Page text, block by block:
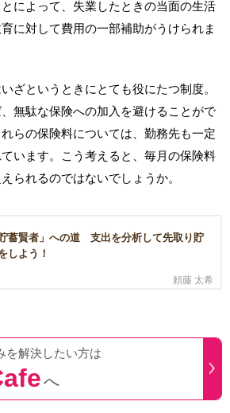
によって、失業したときの当面の生活
に対して費用の一部補助がうけられま
ざというときにとても役にたつ制度。
無駄な保険への加入を避けることがで
らの保険料については、勤務先も一定
います。こう考えると、毎月の保険料
られるのではないでしょうか。
貯蓄賢者」への道 支出を分析して先取り貯
しよう！
頼藤 太希
を解決したい方は
へ